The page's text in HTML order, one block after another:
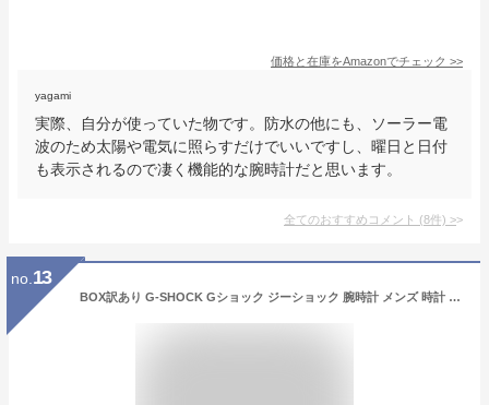
価格と在庫をAmazonでチェック >>
yagami
実際、自分が使っていた物です。防水の他にも、ソーラー電
波のため太陽や電気に照らすだけでいいですし、曜日と日付
も表示されるので凄く機能的な腕時計だと思います。
全てのおすすめコメント (8件) >
no. 13
BOX訳あり G-SHOCK Gショック ジーショック 腕時計 メンズ 時計 防水 カジュアル 5600 ORIGIN スクエア 黒 ブラック デジタル スピード DW-5600E-1V 四角 海外モデル 中学生 高校生 誕生日プレゼント 男性 彼氏 旦那 夫 友達 ギフト CASIO カシオ